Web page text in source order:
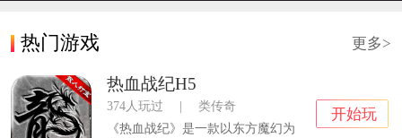
更多>
热门游戏
热血战纪H5
374人玩过 |
类传奇
《热血战纪》是一款以东方魔幻为
开始玩